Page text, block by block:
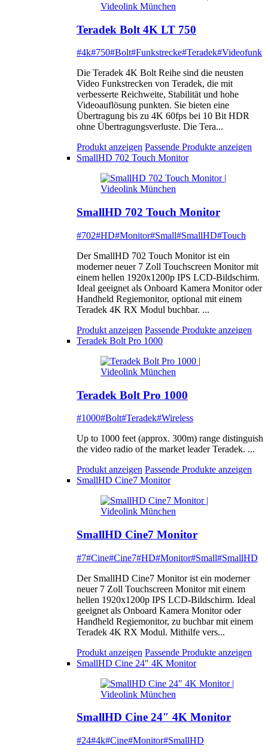
Teradek Bolt 4K LT 750
#4k#750#Bolt#Funkstrecke#Teradek#Videofunk
Die Teradek 4K Bolt Reihe sind die neusten
Video Funkstrecken von Teradek, die mit
verbesserte Reichweite, Stabilität und hohe
Videoauflösung punkten. Sie bieten eine
Übertragung bis zu 4K 60fps bei 10 Bit HDR
ohne Übertragungsverluste. Die Tera...
Produkt anzeigen Passende Produkte anzeigen
SmallHD 702 Touch Monitor
SmallHD 702 Touch Monitor
#702#HD#Monitor#Small#SmallHD#Touch
Der SmallHD 702 Touch Monitor ist ein
moderner neuer 7 Zoll Touchscreen Monitor mit
einem hellen 1920x1200p IPS LCD-Bildschirm.
Ideal geeignet als Onboard Kamera Monitor oder
Handheld Regiemonitor, optional mit einem
Teradek 4K RX Modul buchbar. ...
Produkt anzeigen Passende Produkte anzeigen
Teradek Bolt Pro 1000
Teradek Bolt Pro 1000
#1000#Bolt#Teradek#Wireless
Up to 1000 feet (approx. 300m) range distinguish
the video radio of the market leader Teradek. ...
Produkt anzeigen Passende Produkte anzeigen
SmallHD Cine7 Monitor
SmallHD Cine7 Monitor
#7#Cine#Cine7#HD#Monitor#Small#SmallHD
Der SmallHD Cine7 Monitor ist ein moderner
neuer 7 Zoll Touchscreen Monitor mit einem
hellen 1920x1200p IPS LCD-Bildschirm. Ideal
geeignet als Onboard Kamera Monitor oder
Handheld Regiemonitor, zu buchbar mit einem
Teradek 4K RX Modul. Mithilfe vers...
Produkt anzeigen Passende Produkte anzeigen
SmallHD Cine 24″ 4K Monitor
SmallHD Cine 24″ 4K Monitor
#24#4k#Cine#Monitor#SmallHD